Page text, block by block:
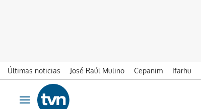
Últimas noticias José Raúl Mulino Cepanim Ifarhu
Ir al contenido
Obrir navegació